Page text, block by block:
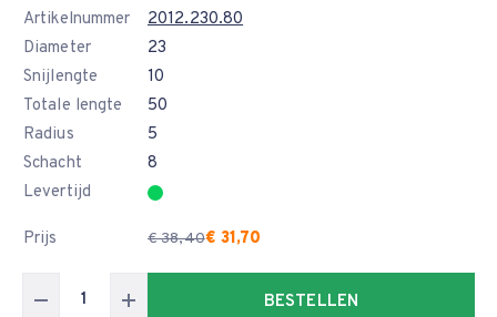
Artikelnummer
2012.230.80
Diameter
23
Snijlengte
10
Totale lengte
50
Radius
5
Schacht
8
Levertijd
Prijs € 38,40€ 31,70
BESTELLEN